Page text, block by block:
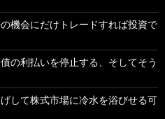
機会にだけトレードすれば投資で
の利払いを停止する、そしてそう
して株式市場に冷水を浴びせる可